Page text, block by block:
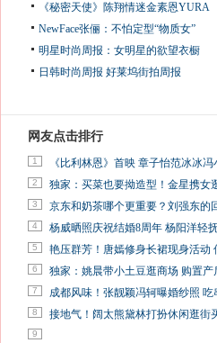
《秘密天使》陈翔情迷金素恩YURA
NewFace张俪：不怕定型“物质女”
明星时尚周报：女明星的欲望衣橱
日韩时尚周报 好莱坞街拍周报
网友点击排行
1 《比利林恩》首映 章子怡范冰冰
2 独家：买菜也要拗造型！金星携女
3 京东和奶茶哪个更重要？刘强东的
4 杨威晒照庆祝结婚8周年 杨阳洋轻
5 艳压群芳！唐嫣修身长裙现身活动
6 独家：姚晨带小土豆逛商场 购置产
7 成都风味！张靓颖冯轲曝婚纱照 吃
8 接地气！阔太熊黛林打扮休闲逛街
9